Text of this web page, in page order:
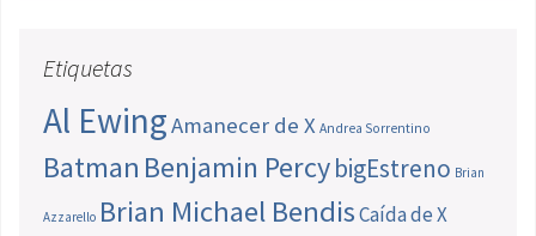
Etiquetas
Al EwingAmanecer de X Andrea Sorrentino
Batman Benjamin PercybigEstreno Brian
Azzarello Brian Michael BendisCaída de X